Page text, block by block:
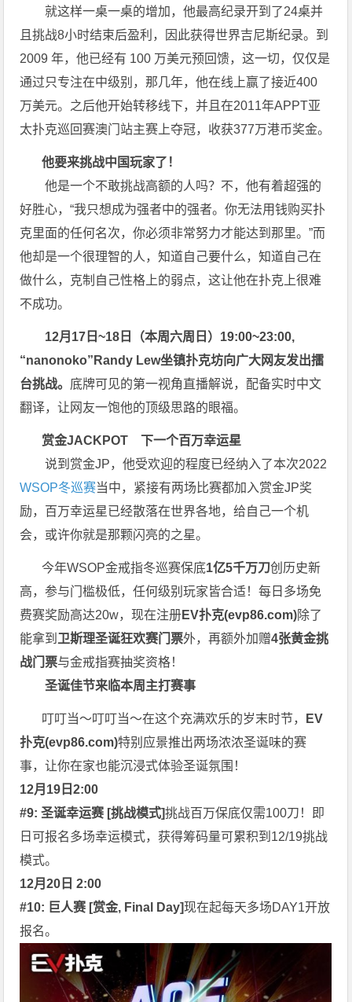
就这样一桌一桌的增加，他最高纪录开到了24桌并
且挑战8小时结束后盈利，因此获得世界吉尼斯纪录。到
2009 年，他已经有 100 万美元预回馈，这一切，仅仅是
通过只专注在中级别，那几年，他在线上赢了接近400
万美元。之后他开始转移线下，并且在2011年APPT亚
太扑克巡回赛澳门站主赛上夺冠，收获377万港币奖金。
他要来挑战中国玩家了！
他是一个不敢挑战高额的人吗？不，他有着超强的
好胜心，“我只想成为强者中的强者。你无法用钱购买扑
克里面的任何名次，你必须非常努力才能达到那里。”而
他却是一个很理智的人，知道自己要什么，知道自己在
做什么，克制自己性格上的弱点，这让他在扑克上很难
不成功。
12月17日~18日（本周六周日）19:00~23:00,
“nanonoko”Randy Lew坐镇扑克坊向广大网友发出擂
台挑战。 底牌可见的第一视角直播解说，配备实时中文
翻译，让网友一饱他的顶级思路的眼福。
赏金JACKPOT 下一个百万幸运星
说到赏金JP，他受欢迎的程度已经纳入了本次2022
WSOP冬巡赛当中，紧接有两场比赛都加入赏金JP奖
励，百万幸运星已经散落在世界各地，给自己一个机
会，或许你就是那颗闪亮的之星。
今年WSOP金戒指冬巡赛保底1亿5千万刀创历史新
高，参与门槛极低，任何级别玩家皆合适！每日多场免
费赛奖励高达20w，现在注册EV扑克(evp86.com)除了
能拿到 卫斯理圣诞狂欢赛门票外，再额外加赠4张黄金挑
战门票与金戒指赛抽奖资格！
圣诞佳节来临本周主打赛事
叮叮当～叮叮当～在这个充满欢乐的岁末时节，
EV
扑克(evp86.com)特别应景推出两场浓浓圣诞味的赛
事，让你在家也能沉浸式体验圣诞氛围！
12月19日2:00
#9: 圣诞幸运赛 [挑战模式]挑战百万保底仅需100刀！即
日可报名多场幸运模式，获得筹码量可累积到12/19挑战
模式。
12月20日 2:00
#10: 巨人赛 [赏金, Final Day]现在起每天多场DAY1开放
报名。